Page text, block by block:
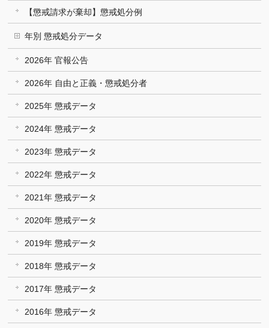
【懲戒請求が棄却】懲戒処分例
年別 懲戒処分データ
2026年 官報公告
2026年 自由と正義・懲戒処分者
2025年 懲戒データ
2024年 懲戒データ
2023年 懲戒データ
2022年 懲戒データ
2021年 懲戒データ
2020年 懲戒データ
2019年 懲戒データ
2018年 懲戒データ
2017年 懲戒データ
2016年 懲戒データ